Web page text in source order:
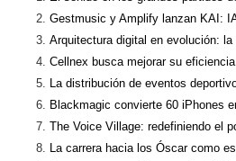
Gestmusic y Amplify lanzan KAI:
Arquitectura digital en evolución:
Cellnex busca mejorar su
La distribución de eventos
Blackmagic convierte 60 iPhones
The Voice Village: redefiniendo el
La carrera hacia los Óscar como